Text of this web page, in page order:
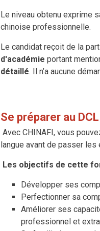
Le niveau obtenu exprime
chinoise professionnelle.
Le candidat reçoit de la
d'académie portant
détaillé. Il n’a aucune
Se préparer au
Avec CHINAFI, vous
langue avant de passer les
Les objectifs de cette
Développer ses
Perfectionner sa
Améliorer ses
professionnel et